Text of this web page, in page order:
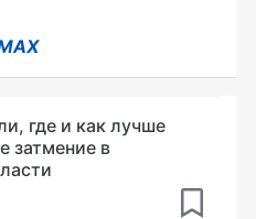
где и как лучше
затмение в